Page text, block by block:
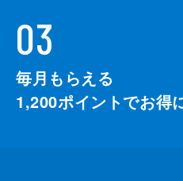
03
毎月もらえる
1,200ポイントでお得